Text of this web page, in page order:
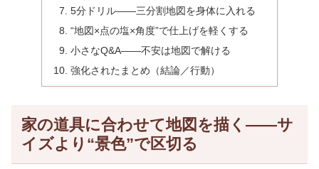
5分ドリル——三分割地図を身体に入れる
“地図×点の塩×角度”で仕上げを軽くする
小さなQ&A——不安は地図で解ける
強化されたまとめ（結論／行動）
家の道具に合わせて地図を描く——サ
イズより“景色”で区切る